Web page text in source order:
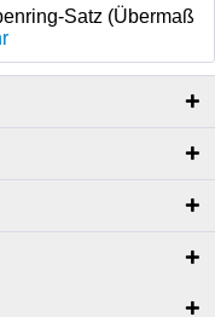
Satz (Übermaß